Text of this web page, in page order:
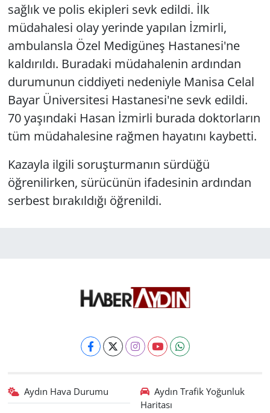
sağlık ve polis ekipleri sevk edildi. İlk
müdahalesi olay yerinde yapılan İzmirli,
ambulansla Özel Medigüneş Hastanesi'ne
kaldırıldı. Buradaki müdahalenin ardından
durumunun ciddiyeti nedeniyle Manisa Celal
Bayar Üniversitesi Hastanesi'ne sevk edildi.
70 yaşındaki Hasan İzmirli burada doktorların
tüm müdahalesine rağmen hayatını kaybetti.
Kazayla ilgili soruşturmanın sürdüğü
öğrenilirken, sürücünün ifadesinin ardından
serbest bırakıldığı öğrenildi.
Aydın Hava Durumu
Aydın Trafik Yoğunluk
Haritası